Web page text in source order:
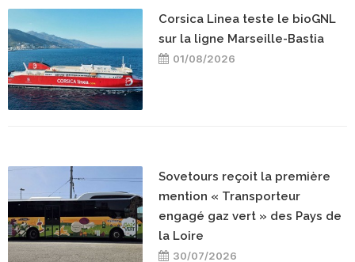
Corsica Linea teste le bioGNL
sur la ligne Marseille-Bastia
01/08/2026
Sovetours reçoit la première
mention « Transporteur
engagé gaz vert » des Pays de
la Loire
30/07/2026